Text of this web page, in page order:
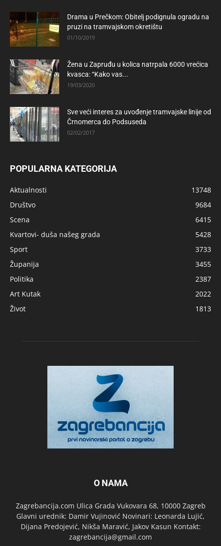
Drama u Prečkom: Obitelj podignula ogradu na
pruzi na tramvajskom okretištu
01/10/2019
Žena u Zapruđu u kolica natrpala 6000 vrećica
kvasca: “Kako vas...
19/03/2020
Sve veći interes za uvođenje tramvajske linije od
Črnomerca do Podsuseda
02/02/2017
POPULARNA KATEGORIJA
Aktualnosti
13748
Društvo
9684
Scena
6415
Kvartovi- duša našeg grada
5428
Sport
3733
Županija
3455
Politika
2387
Art Kutak
2022
Život
1813
O NAMA
Zagrebancija.com Ulica Grada Vukovara 68, 10000 Zagreb
Glavni urednik: Damir Vujinović Novinari: Leonarda Lujić,
Dijana Predojević, Nikša Maravić, Jakov Kasun Kontakt:
zagrebancija@gmail.com